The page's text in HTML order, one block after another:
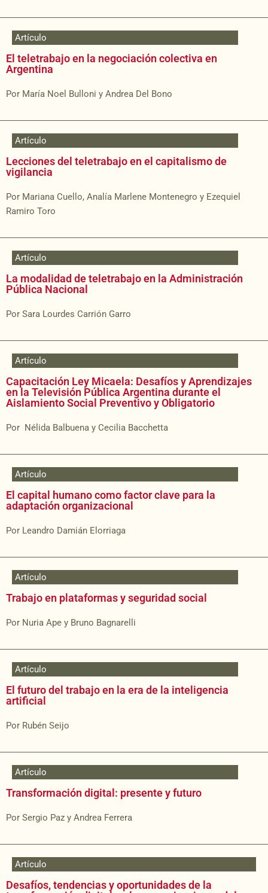
Artículo
El teletrabajo en la negociación colectiva en
Argentina
Por María Noel Bulloni y Andrea Del Bono
Artículo
Lecciones del teletrabajo en el capitalismo de
vigilancia
Por Mariana Cuello, Analía Marlene Montenegro y Ezequiel
Ramiro Toro
Artículo
La modalidad de teletrabajo en la Administración
Pública Nacional
Por Sara Lourdes Carrión Garro
Artículo
Capacitación Ley Micaela: Desafíos y Aprendizajes
en la Televisión Pública Argentina durante el
Aislamiento Social Preventivo y Obligatorio
Por Nélida Balbuena y Cecilia Bacchetta
Artículo
El capital humano como factor clave para la
adaptación organizacional
Por Leandro Damián Elorriaga
Artículo
Trabajo en plataformas y seguridad social
Por Nuria Ape y Bruno Bagnarelli
Artículo
El futuro del trabajo en la era de la inteligencia
artificial
Por Rubén Seijo
Artículo
Transformación digital: presente y futuro
Por Sergio Paz y Andrea Ferrera
Artículo
Desafíos, tendencias y oportunidades de la